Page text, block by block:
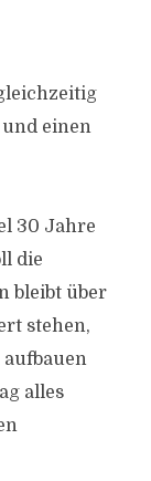
einen
30 Jahre
die
bleibt über
stehen,
alles